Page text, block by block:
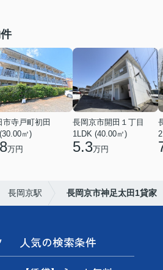
市寺戸町初田
㎡)
万円
長岡京市開田１丁目
1LDK (40.00㎡)
5.3万円
長岡京駅 長岡京市神足太田1貸家
人気の検索条件